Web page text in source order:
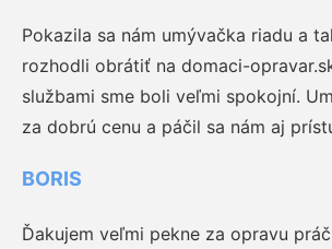
Pokazila sa nám umývačka riadu a
rozhodli obrátiť na domaci-
službami sme boli veľmi spokojní.
za dobrú cenu a páčil sa nám aj
BORIS
Ďakujem veľmi pekne za opravu